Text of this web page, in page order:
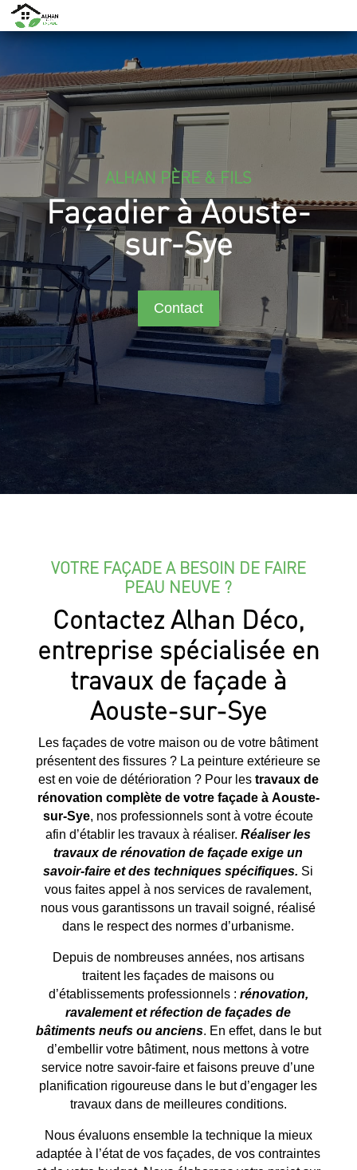
ALHAN PÈRE & FILS
Façadier à Aouste-
sur-Sye
Contact
VOTRE FAÇADE A BESOIN DE FAIRE
PEAU NEUVE ?
Contactez Alhan Déco,
entreprise spécialisée en
travaux de façade à
Aouste-sur-Sye
Les façades de votre maison ou de votre bâtiment
présentent des fissures ? La peinture extérieure se
est en voie de détérioration ? Pour les travaux de
rénovation complète de votre façade à Aouste-
sur-Sye, nos professionnels sont à votre écoute
afin d’établir les travaux à réaliser.Réaliser les
travaux de rénovation de façade exige un
savoir-faire et des techniques spécifiques. Si
vous faites appel à nos services de ravalement,
nous vous garantissons un travail soigné, réalisé
dans le respect des normes d’urbanisme.
Depuis de nombreuses années, nos artisans
traitent les façades de maisons ou
d’établissements professionnels : rénovation,
ravalement et réfection de façades de
bâtiments neufs ou anciens. En effet, dans le but
d’embellir votre bâtiment, nous mettons à votre
service notre savoir-faire et faisons preuve d’une
planification rigoureuse dans le but d’engager les
travaux dans de meilleures conditions.
Nous évaluons ensemble la technique la mieux
adaptée à l’état de vos façades, de vos contraintes